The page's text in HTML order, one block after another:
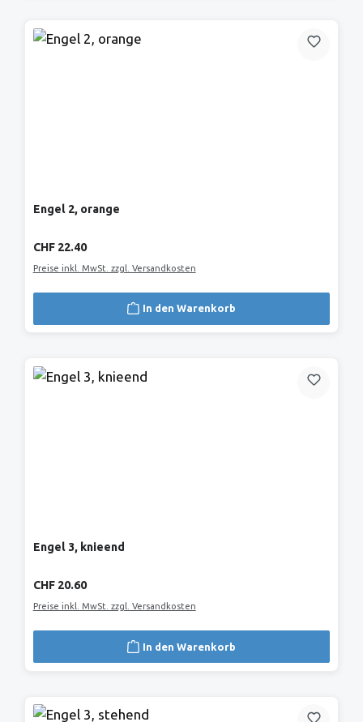
Engel 2, orange
Regulärer Preis:
CHF 22.40
Preise inkl. MwSt. zzgl. Versandkosten
In den Warenkorb
Engel 3, knieend
Regulärer Preis:
CHF 20.60
Preise inkl. MwSt. zzgl. Versandkosten
In den Warenkorb